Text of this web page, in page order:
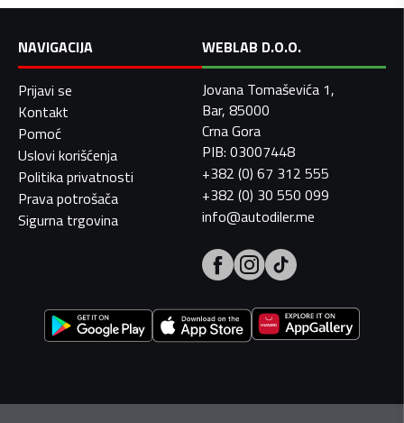
NAVIGACIJA
Prijavi se
Kontakt
Pomoć
Uslovi korišćenja
Politika privatnosti
Prava potrošača
Sigurna trgovina
WEBLAB D.O.O.
Jovana Tomaševića 1,
Bar, 85000
Crna Gora
PIB: 03007448
+382 (0) 67 312 555
+382 (0) 30 550 099
info@autodiler.me